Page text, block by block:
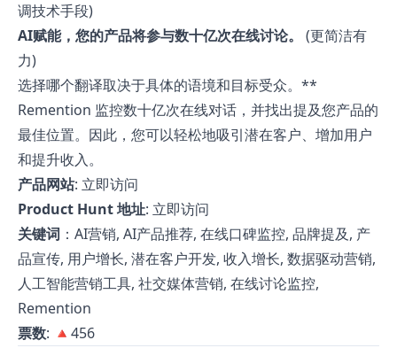
调技术手段)
AI赋能，您的产品将参与数十亿次在线讨论。
(更简洁有
力)
选择哪个翻译取决于具体的语境和目标受众。**
Remention 监控数十亿次在线对话，并找出提及您产品的
最佳位置。因此，您可以轻松地吸引潜在客户、增加用户
和提升收入。
产品网站: 立即访问
Product Hunt 地址: 立即访问
关键词 ：AI营销, AI产品推荐, 在线口碑监控, 品牌提及, 产
品宣传, 用户增长, 潜在客户开发, 收入增长, 数据驱动营销,
人工智能营销工具, 社交媒体营销, 在线讨论监控,
Remention
票数: 🔺456